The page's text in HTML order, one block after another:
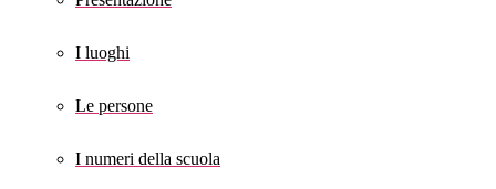
I luoghi
Le persone
I numeri della scuola